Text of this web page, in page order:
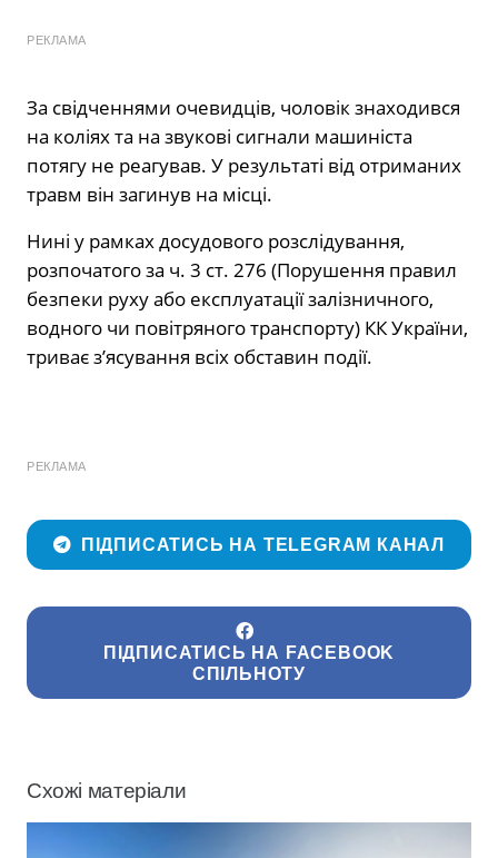
РЕКЛАМА
За свідченнями очевидців, чоловік знаходився
на коліях та на звукові сигнали машиніста
потягу не реагував. У результаті від отриманих
травм він загинув на місці.
Нині у рамках досудового розслідування,
розпочатого за ч. 3 ст. 276 (Порушення правил
безпеки руху або експлуатації залізничного,
водного чи повітряного транспорту) КК України,
триває з’ясування всіх обставин події.
РЕКЛАМА
ПІДПИСАТИСЬ НА TELEGRAM КАНАЛ
ПІДПИСАТИСЬ НА FACEBOOK
СПІЛЬНОТУ
Схожі матеріали